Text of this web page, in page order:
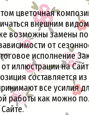
цветочная
внешним
возможны замены по
от
исполнение
иллюстрации на
составляется из
все усилия
работы как можно